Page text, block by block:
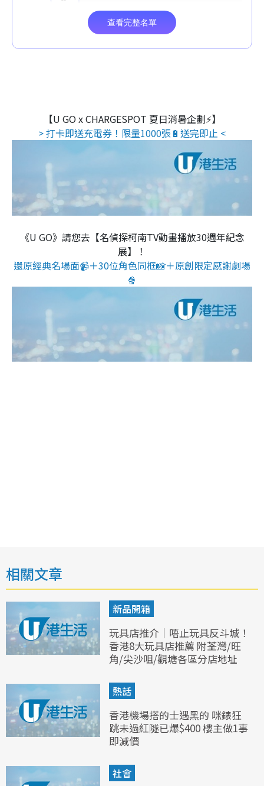
【U GO x CHARGESPOT 夏日消暑企劃⚡】
> 打卡即送充電券！限量1000張🔋送完即止 <
《U GO》請您去【名偵探柯南TV動畫播放30週年紀念
展】！
還原經典名場面📹＋30位角色同框📸＋原創限定感謝劇場
🍿
相關文章
新品開箱
玩具店推介｜唔止玩具反斗城！
香港8大玩具店推薦 附荃灣/旺
角/尖沙咀/觀塘各區分店地址
熱話
香港機場搭的士遇黑的 咪錶狂
跳未過紅隧已爆$400 樓主做1事
即減價
社會